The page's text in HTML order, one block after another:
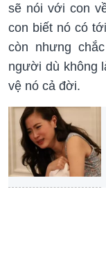
sẽ nói với con
con biết nó có
còn nhưng
người dù không
vệ nó cả đời.